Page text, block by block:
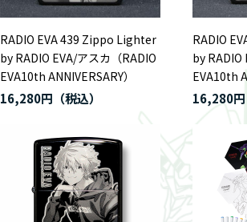
RADIO EVA 439 Zippo Lighter
by RADIO EVA/アスカ（RADIO
EVA10th ANNIVERSARY）
16,280円
RADIO
by RADIO
EVA10th
16,280円